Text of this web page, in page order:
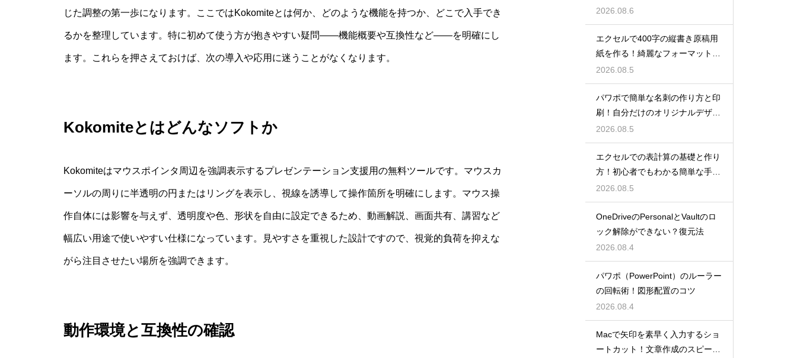
じた調整の第一歩になります。ここではKokomiteとは何か、どのような機能を持つか、どこで入手でき
るかを整理しています。特に初めて使う方が抱きやすい疑問――機能概要や互換性など――を明確にし
ます。これらを押さえておけば、次の導入や応用に迷うことがなくなります。
Kokomiteとはどんなソフトか
Kokomiteはマウスポインタ周辺を強調表示するプレゼンテーション支援用の無料ツールです。マウスカ
ーソルの周りに半透明の円またはリングを表示し、視線を誘導して操作箇所を明確にします。マウス操
作自体には影響を与えず、透明度や色、形状を自由に設定できるため、動画解説、画面共有、講習など
幅広い用途で使いやすい仕様になっています。見やすさを重視した設計ですので、視覚的負荷を抑えな
がら注目させたい場所を強調できます。
動作環境と互換性の確認
手順
2026.08.6
エクセルで400字の縦書き原稿用
紙を作る！綺麗なフォーマット
術！
2026.08.5
パワポで簡単な名刺の作り方と印
刷！自分だけのオリジナルデザイ
ン
2026.08.5
エクセルでの表計算の基礎と作り
方！初心者でもわかる簡単な手順
を紹介
2026.08.5
OneDriveのPersonalとVaultのロ
ック解除ができない？復元法
2026.08.4
パワポ（PowerPoint）のルーラー
の回転術！図形配置のコツ
2026.08.4
Macで矢印を素早く入力するショ
ートカット！文章作成のスピード